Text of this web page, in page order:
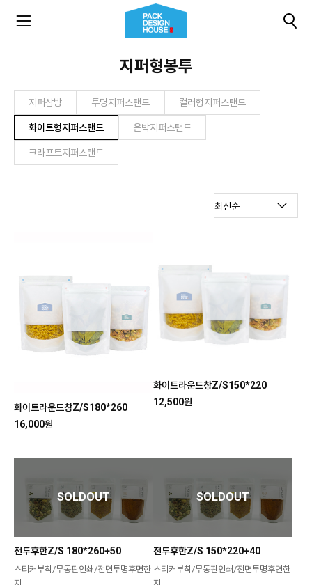
지퍼형봉투
지퍼삼방 투명지퍼스탠드 컬러형지퍼스탠드
화이트형지퍼스탠드 은박지퍼스탠드
크라프트지퍼스탠드
화이트라운드창Z/S180*260
16,000원
화이트라운드창Z/S150*220
12,500원
SOLDOUT
전투후한Z/S 180*260+50
스티커부착/무동판인쇄/전면투명후면한
SOLDOUT
전투후한Z/S 150*220+40
스티커부착/무동판인쇄/전면투명후면한